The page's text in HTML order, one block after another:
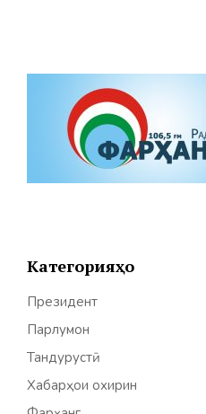
Категорияҳо
Президент
Парлумон
Тандурустӣ
Хабарҳои охирин